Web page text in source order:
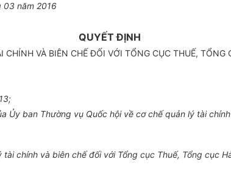
03 năm 2016
QUYẾT ĐỊNH
CHÍNH VÀ BIÊN CHẾ ĐỐI VỚI TỔNG CỤC THUẾ,
Ủy ban Thường vụ Quốc hội về cơ chế quản lý tài
tài chính và biên chế đối với Tổng cục Thuế, Tổng cục